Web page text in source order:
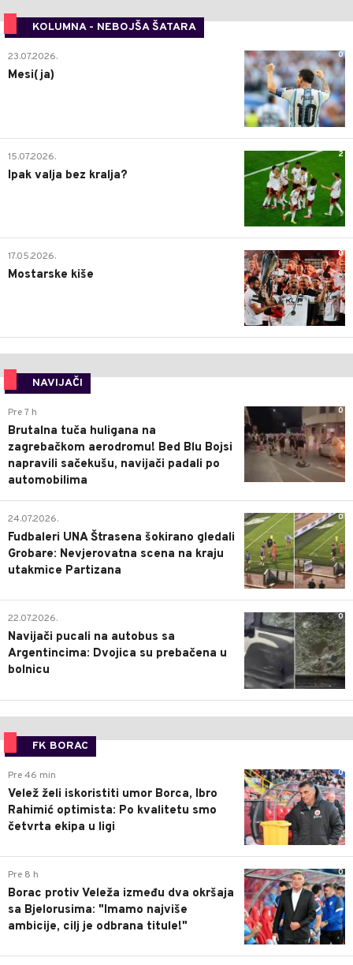
KOLUMNA - NEBOJŠA ŠATARA
0
23.07.2026.
Mesi(ja)
2
15.07.2026.
Ipak valja bez kralja?
0
17.05.2026.
Mostarske kiše
NAVIJAČI
0
Pre 7 h
Brutalna tuča huligana na
zagrebačkom aerodromu! Bed Blu Bojsi
napravili sačekušu, navijači padali po
automobilima
0
24.07.2026.
Fudbaleri UNA Štrasena šokirano gledali
Grobare: Nevjerovatna scena na kraju
utakmice Partizana
0
22.07.2026.
Navijači pucali na autobus sa
Argentincima: Dvojica su prebačena u
bolnicu
FK BORAC
0
Pre 46 min
Velež želi iskoristiti umor Borca, Ibro
Rahimić optimista: Po kvalitetu smo
četvrta ekipa u ligi
0
Pre 8 h
Borac protiv Veleža između dva okršaja
sa Bjelorusima: "Imamo najviše
ambicije, cilj je odbrana titule!"